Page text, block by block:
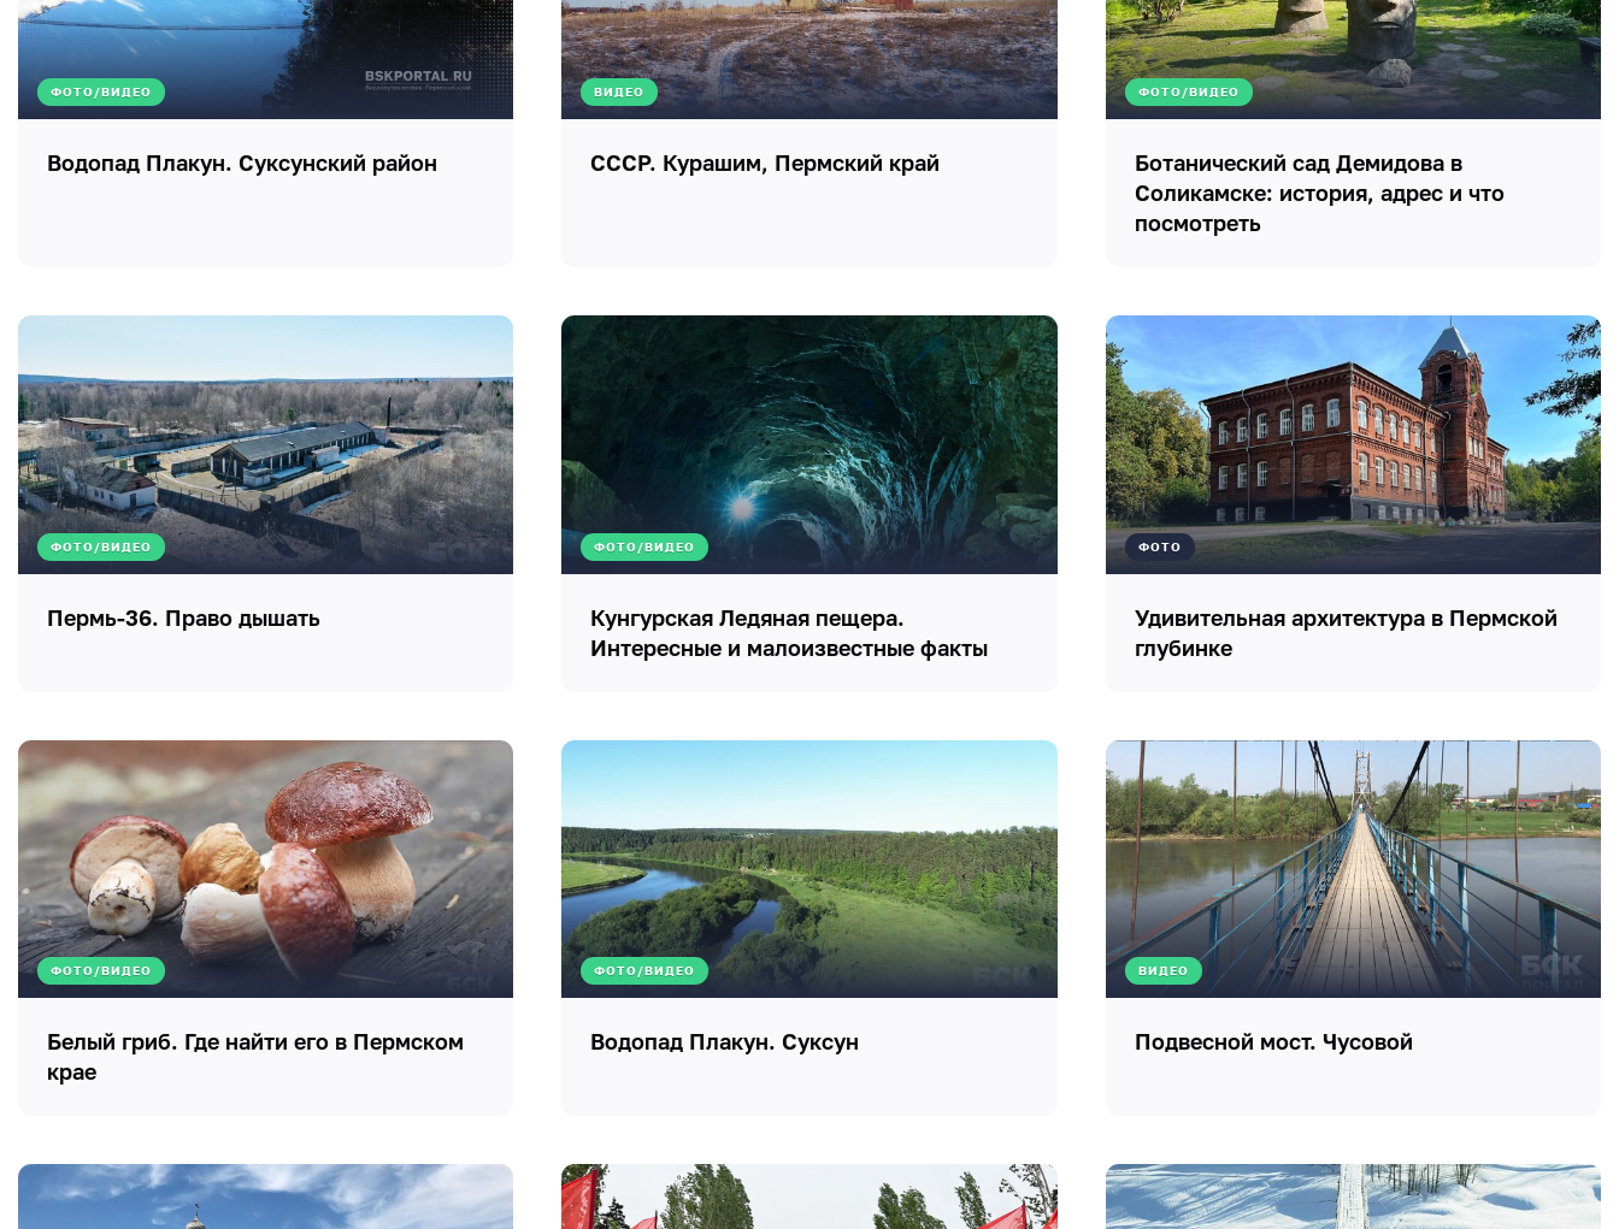
ФОТО/ВИДЕО
Водопад Плакун. Суксунский район
ВИДЕО
СССР. Курашим, Пермский край
ФОТО/ВИДЕО
Ботанический сад Демидова в
Соликамске: история, адрес и что
посмотреть
ФОТО/ВИДЕО
Пермь-36. Право дышать
ФОТО/ВИДЕО
Кунгурская Ледяная пещера.
Интересные и малоизвестные факты
ФОТО
Удивительная архитектура в Пермской
глубинке
ФОТО/ВИДЕО
Белый гриб. Где найти его в Пермском
крае
ФОТО/ВИДЕО
Водопад Плакун. Суксун
ВИДЕО
Подвесной мост. Чусовой